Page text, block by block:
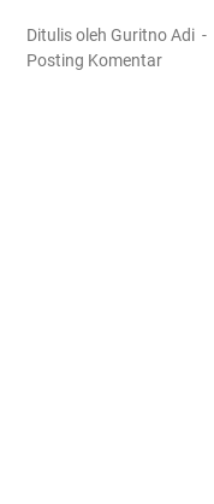
Ditulis oleh Guritno Adi
Posting Komentar